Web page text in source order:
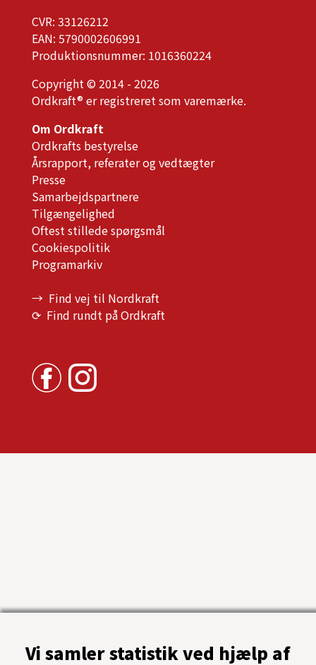
CVR: 33126212
EAN: 5790002606991
Produktionsnummer: 1016360224
Copyright © 2014 - 2026
Ordkraft® er registreret som varemærke.
Om Ordkraft
Ordkrafts bestyrelse
Årsrapport, referater og vedtægter
Presse
Samarbejdspartnere
Tilgængelighed
Oftest stillede spørgsmål
Cookiespolitik
Programarkiv
→ Find vej til Nordkraft
⟳ Find rundt på Ordkraft
Vi samler statistik ved hjælp af